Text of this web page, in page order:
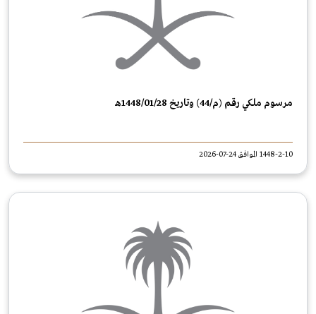
مرسوم ملكي رقم (م/44) وتاريخ 1448/01/28هـ
1448-2-10 الموافق 24-07-2026